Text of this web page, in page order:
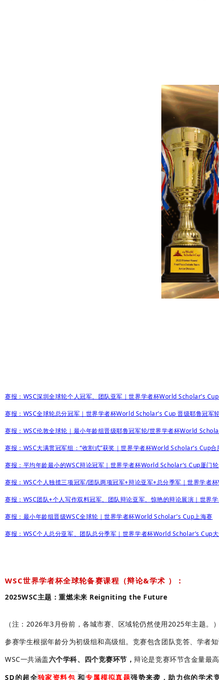
赛报：WSC深圳全球轮个人冠军、团队亚军｜世界学者杯World Scholar’s
赛报：WSC全球轮总分冠军｜世界学者杯World Scholar’s Cup 晋级耶鲁冠军
赛报：WSC伦敦全球轮｜最小年龄组晋级耶鲁冠军轮/世界学者杯World
赛报：WSC大满贯冠军组：“收割式”获奖｜世界学者杯World Scholar’s Cup合
赛报：平均年龄最小的WSC辩论冠军｜世界学者杯World Scholar’s Cup厦门轮
赛报：WSC个人独揽三项冠军/团队两项冠军+辩论亚军+总分季军｜世界学者
赛报：WSC团队+个人写作双料冠军、团队辩论亚军、惊艳的辩论展演｜世界
赛报：最小年龄组晋级WSC全球轮｜世界学者杯World Scholar’s Cup上海赛
赛报：WSC个人总分亚军、团队总分季军｜世界学者杯World Scholar’s Cup
WSC世界学者杯全球轮备赛课程（辩论&学术 ）：
2025WSC主题：重燃未来 Reigniting the Future
（注：2026年3月份前，各城市赛、区域轮仍然使用2025年主题。
参赛学生根据年龄分为初级组和高级组。竞赛包含团队竞答、学者
WSC一共涵盖六个学科、 四个竞赛环节，辩论是竞赛环节含金量最
SD的超全独家资料包 和专属模拟真题强势来袭，助力你的学术